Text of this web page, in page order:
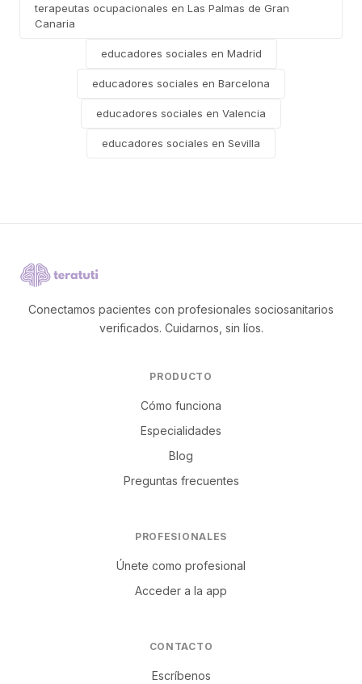
terapeutas ocupacionales en Las Palmas de Gran
Canaria
educadores sociales en Madrid
educadores sociales en Barcelona
educadores sociales en Valencia
educadores sociales en Sevilla
Conectamos pacientes con profesionales sociosanitarios
verificados. Cuidarnos, sin líos.
PRODUCTO
Cómo funciona
Especialidades
Blog
Preguntas frecuentes
PROFESIONALES
Únete como profesional
Acceder a la app
CONTACTO
Escríbenos